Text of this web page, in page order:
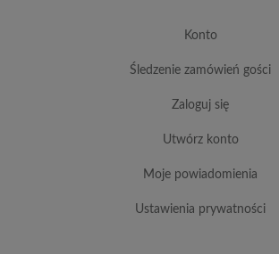
konto
śledzenie zamówień gości
zaloguj się
utwórz konto
moje powiadomienia
ustawienia prywatności